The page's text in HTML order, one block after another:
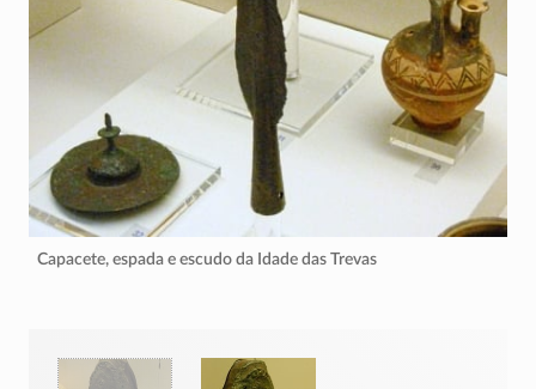
Capacete, espada e escudo da Idade das Trevas